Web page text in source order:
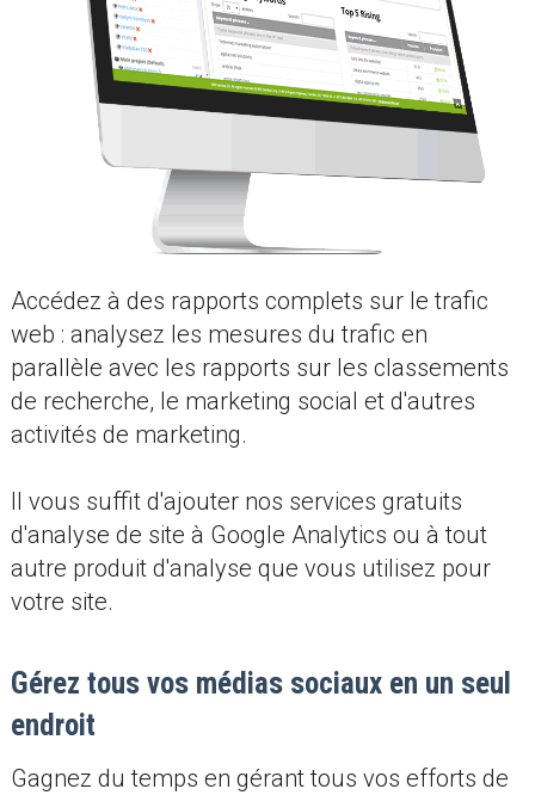
Accédez à des rapports complets sur le trafic
web : analysez les mesures du trafic en
parallèle avec les rapports sur les classements
de recherche, le marketing social et d'autres
activités de marketing.
Il vous suffit d'ajouter nos services gratuits
d'analyse de site à Google Analytics ou à tout
autre produit d'analyse que vous utilisez pour
votre site.
Gérez tous vos médias sociaux en un seul
endroit
Gagnez du temps en gérant tous vos efforts de